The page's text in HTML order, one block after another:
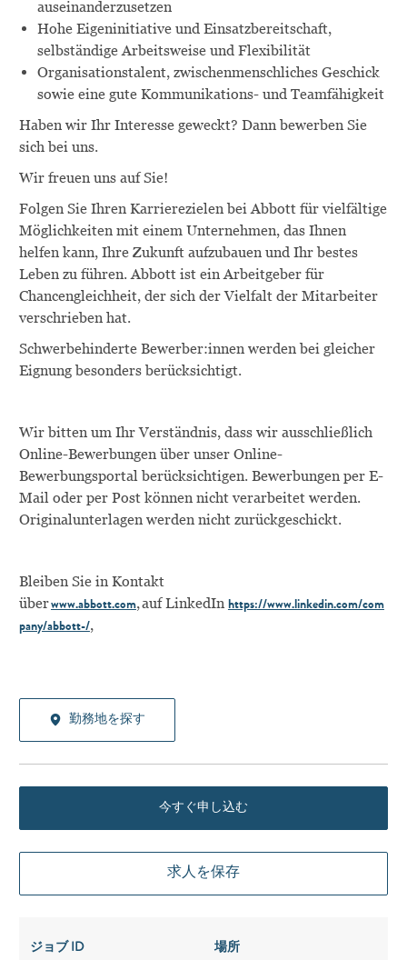
auseinanderzusetzen
Hohe Eigeninitiative und Einsatzbereitschaft,
selbständige Arbeitsweise und Flexibilität
Organisationstalent, zwischenmenschliches Geschick
sowie eine gute Kommunikations- und Teamfähigkeit
Haben wir Ihr Interesse geweckt? Dann bewerben Sie
sich bei uns.
Wir freuen uns auf Sie!
Folgen Sie Ihren Karrierezielen bei Abbott für vielfältige
Möglichkeiten mit einem Unternehmen, das Ihnen
helfen kann, Ihre Zukunft aufzubauen und Ihr bestes
Leben zu führen. Abbott ist ein Arbeitgeber für
Chancengleichheit, der sich der Vielfalt der Mitarbeiter
verschrieben hat.
Schwerbehinderte Bewerber:innen werden bei gleicher
Eignung besonders berücksichtigt.
Wir bitten um Ihr Verständnis, dass wir ausschließlich
Online-Bewerbungen über unser Online-
Bewerbungsportal berücksichtigen. Bewerbungen per E-
Mail oder per Post können nicht verarbeitet werden.
Originalunterlagen werden nicht zurückgeschickt.
Bleiben Sie in Kontakt
überwww.abbott.com, auf LinkedIn https://www.linkedin.com/com
pany/abbott-/,
勤務地を探す
今すぐ申し込む
求人を保存
ジョブ ID 場所